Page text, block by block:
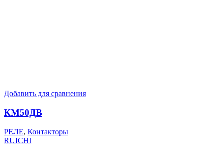
Добавить для сравнения
КМ50ДВ
РЕЛЕ, Контакторы
RUICHI